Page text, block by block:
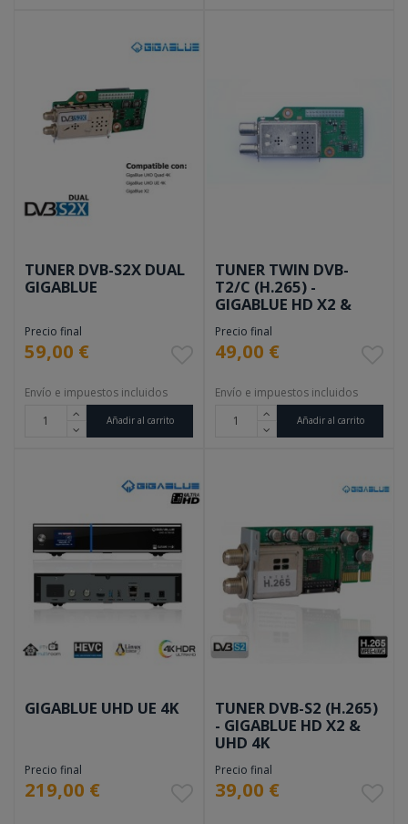
TUNER DVB-S2X DUAL
GIGABLUE
Precio final
59,00 €
Envío e impuestos incluidos
Añadir al carrito
TUNER TWIN DVB-
T2/C (H.265) -
GIGABLUE HD X2 &
UHD 4K
Precio final
49,00 €
Envío e impuestos incluidos
Añadir al carrito
GIGABLUE UHD UE 4K
Precio final
219,00 €
TUNER DVB-S2 (H.265)
- GIGABLUE HD X2 &
UHD 4K
Precio final
39,00 €